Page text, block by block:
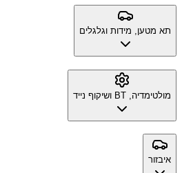
תא מטען, מידות וגלגלים
מולטימדיה, BT ושיקוף נייד
איבזור